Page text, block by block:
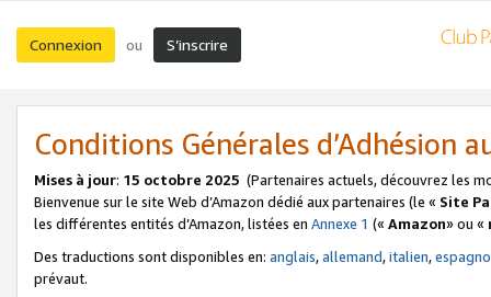
Connexion ou S’inscrire
Conditions Générales d’Adhésion
Mises à jour: 15 octobre 2025 (Partenaires actuels, découvrez les
Bienvenue sur le site Web d’Amazon dédié aux partenaires (le « Site
les différentes entités d’Amazon, listées en Annexe 1 (« Amazon» ou «
Des traductions sont disponibles en: anglais,allemand,italien,
prévaut.